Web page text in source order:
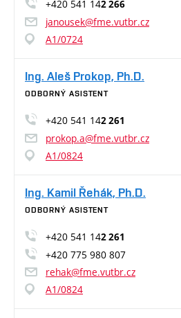
+420 541 142 266
janousek@fme.vutbr.cz
A1/0724
Ing. Aleš Prokop, Ph.D.
ODBORNÝ ASISTENT
+420 541 142 261
prokop.a@fme.vutbr.cz
A1/0824
Ing. Kamil Řehák, Ph.D.
ODBORNÝ ASISTENT
+420 541 142 261
+420 775 980 807
rehak@fme.vutbr.cz
A1/0824